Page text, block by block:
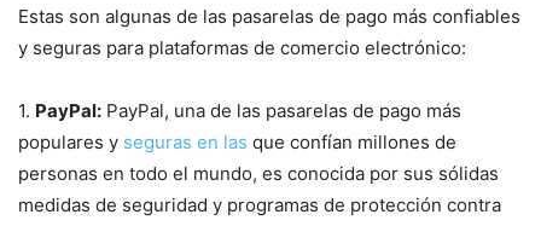
Estas son algunas ⁢de las pasarelas de pago más confiables
y seguras para plataformas de comercio electrónico:
1. PayPal: PayPal, una de las ⁣pasarelas de pago⁢ más
‍populares y seguras en las que confían millones de
personas en todo ‌el mundo, es conocida por sus sólidas
medidas de seguridad y programas de protección contra